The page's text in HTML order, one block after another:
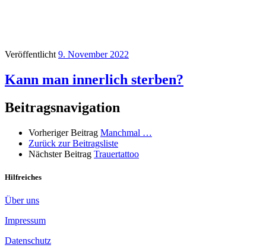
Veröffentlicht 9. November 2022
Kann man innerlich sterben?
Beitragsnavigation
Vorheriger Beitrag Manchmal …
Zurück zur Beitragsliste
Nächster Beitrag Trauertattoo
Hilfreiches
Über uns
Impressum
Datenschutz